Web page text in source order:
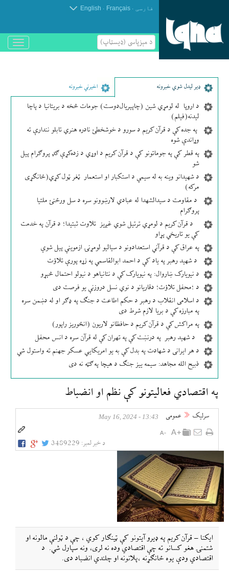
فارسی .
Français
.
English
د مېزپاسى (ډیسټاپ)
باز
و
ډير لیدل شوي خبرونه اخیرني خبرونه
د اروپا له لومړي شین (چاپېریال‌دوست) جومات څخه د بریتانیا د پاچا
لیدنه(فیلم)
په جده کې د قرآن کریم د سورو د خوشخطئ نادره هنري تابلو نندارې ته
وړاندې شوه
په قطر کې په جوماتونو کې د قرآن کریم د اوړي د زده‌کړې ګډ پروګرام پیل
شو
د شهیدانو وینه به له سیمې د استکبار او استعمار ټغر ټول کړي(ځانګړی
مرکه)
د مقاومت د سیدالشهدا له عبادي لارښوونو سره د سل ورځنئ ملتیا
پروګرام
د قرآن کریم د لومړي ترتیل شوي غږیز تلاوت ثبتیدا؛ د قرآن په خدمت
کې یو تاریخي پړاو
په عراق کې د قرآني استعدادونو د سیالیو لومړنۍ ازموینې پیل شوې
د شهید رهبر په یاد کې د احمد ابوالقاسمي په زړه پورې تلاؤت
د نیویارک ښاروال: په نیویارک کې د نتانیاهو د نیولو احتمال څېړو
د ؛محفل تلاؤت؛ دقاریانو د نوي نسل دروزنې یو فرصت دی
د اسلامی انقلاب د رهبر د حکم اطاعت د جنګ په ډګر او له دښمن سره
په مبارزه کې د بریا لازم شرط دی
په مراکش کې د قرآن کریم د حافظانو لاریون (انځوریز راپور)
د شهید رهبر په درنښت کې په تهران کې له قرآن سره د انس محفل
د هر ایرانی د شهادت په بدل کې به یو امریکایي عسکر جهنم ته واستول شي
ذبیح الله مجاهد: سیمه ییز جنګ د هیچا په ګټه نه دی
په اقتصادي فعالیتونو کې نظم او انضباط
سرلیک عمومی 13:43 - May 16, 2024
د خبر لمبر: 3489229
ایکنا – قرآن کریم په ډيرو آيتونو کې ټينګار کوي ، چې د ټولنې مالونه او
شتمنۍ هغو کسانو ته چې اقتصادي وده نه لری، ونه سپارل شي. د
اقتصادي ودې یوه ځانګړنه ،پلانونه او چلندي انضباد دی.